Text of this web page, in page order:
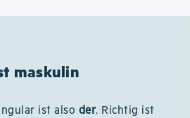
maskulin
ist also der. Richtig ist